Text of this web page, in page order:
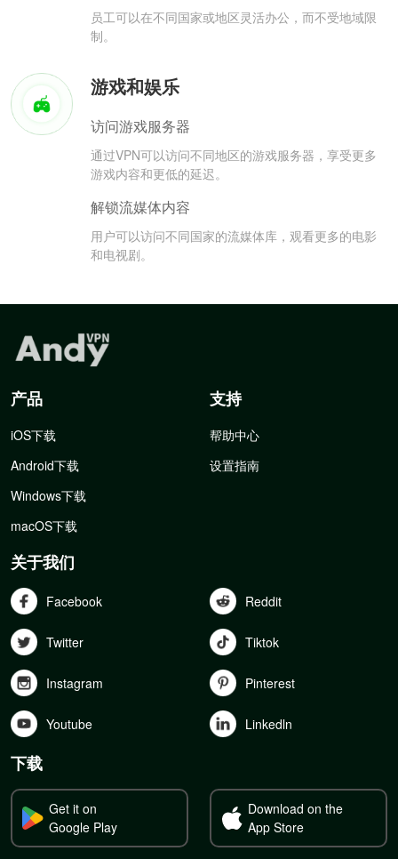
员工可以在不同国家或地区灵活办公，而不受地域限
制。
游戏和娱乐
访问游戏服务器
通过VPN可以访问不同地区的游戏服务器，享受更多
游戏内容和更低的延迟。
解锁流媒体内容
用户可以访问不同国家的流媒体库，观看更多的电影
和电视剧。
产品
iOS下载
Android下载
Windows下载
macOS下载
支持
帮助中心
设置指南
关于我们
Facebook Reddit
Twitter Tiktok
Instagram Pinterest
Youtube Linkedln
下载
Get it on
Google Play
Download on the
App Store